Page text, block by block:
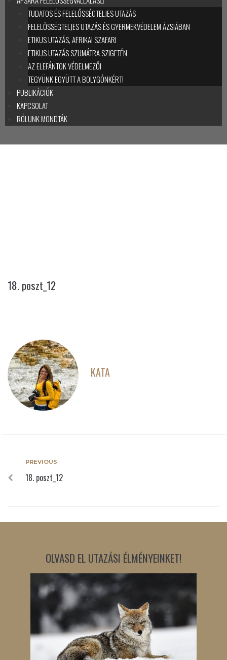
TUDATOS ÉS FELELŐSSÉGTELJES UTAZÁS
FELELŐSSÉGTELJES UTAZÁS ÉS GYERMEKVÉDELEM ÁZSIÁBAN
ETIKUS UTAZÁS, AFRIKAI SZAFARI
ETIKUS UTAZÁS SZUMÁTRA SZIGETÉN
AZ ELEFÁNTOK VÉDELMEZŐI
TEGYÜNK EGYÜTT A BOLYGÓNKÉRT!
PUBLIKÁCIÓK
KAPCSOLAT
RÓLUNK MONDTÁK
18. poszt_12
KATA
PREVIOUS
18. poszt_12
OLVASD EL UTAZÁSI ÉLMÉNYEINKET!